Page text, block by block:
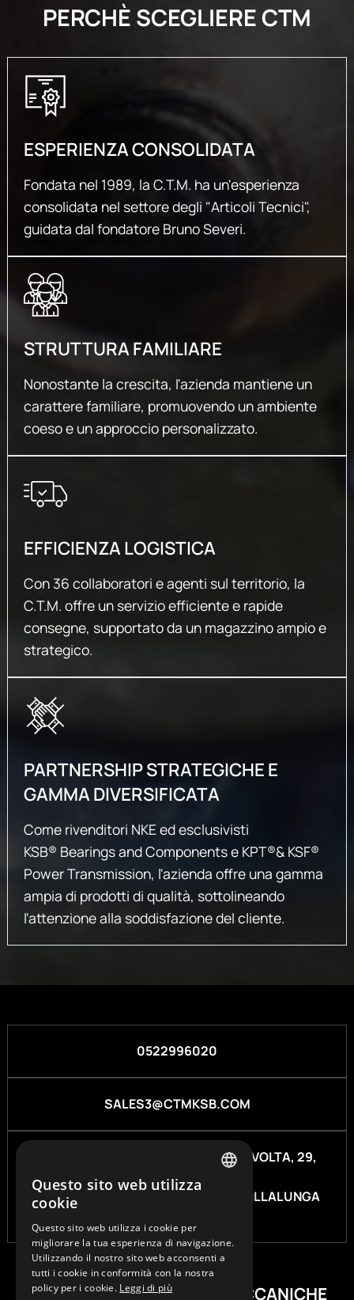
PERCHÈ SCEGLIERE CTM
ESPERIENZA CONSOLIDATA
Fondata nel 1989, la C.T.M. ha un'esperienza
consolidata nel settore degli "Articoli Tecnici",
guidata dal fondatore Bruno Severi.
STRUTTURA FAMILIARE
Nonostante la crescita, l'azienda mantiene un
carattere familiare, promuovendo un ambiente
coeso e un approccio personalizzato.
EFFICIENZA LOGISTICA
Con 36 collaboratori e agenti sul territorio, la
C.T.M. offre un servizio efficiente e rapide
consegne, supportato da un magazzino ampio e
strategico.
PARTNERSHIP STRATEGICHE E
GAMMA DIVERSIFICATA
Come rivenditori NKE ed esclusivisti
KSB® Bearings and Components e KPT®& KSF®
Power Transmission, l'azienda offre una gamma
ampia di prodotti di qualità, sottolineando
l'attenzione alla soddisfazione del cliente.
0522996020
SALES3@CTMKSB.COM
VIA ALESSANDRO VOLTA, 29,
42013 VILLALUNGA (RE)
DEPOSITO: VIA CANALE, 96, 42013 VILLALUNGA
CENTRO TRASMISSIONI MECCANICHE
Questo sito web utilizza
cookie
Questo sito web utilizza i cookie per
migliorare la tua esperienza di navigazione.
Utilizzando il nostro sito web acconsenti a
tutti i cookie in conformità con la nostra
policy per i cookie. Leggi di più